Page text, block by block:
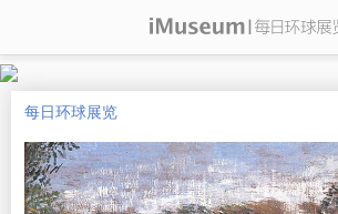
每日环球展览